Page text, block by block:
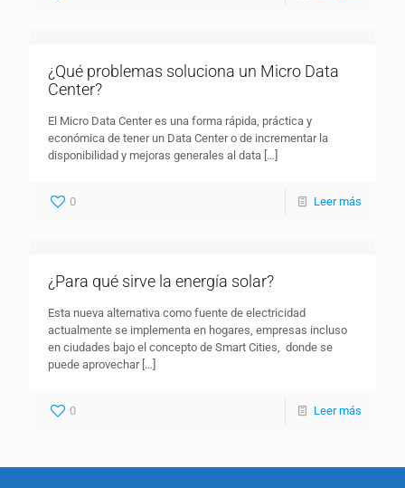
¿Qué problemas soluciona un Micro Data
Center?
El Micro Data Center es una forma rápida, práctica y
económica de tener un Data Center o de incrementar la
disponibilidad y mejoras generales al data […]
0 Leer más
¿Para qué sirve la energía solar?
Esta nueva alternativa como fuente de electricidad
actualmente se implementa en hogares, empresas incluso
en ciudades bajo el concepto de Smart Cities, donde se
puede aprovechar[…]
0 Leer más